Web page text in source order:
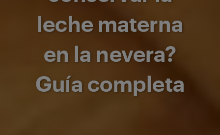
leche materna
en la nevera?
Guía completa